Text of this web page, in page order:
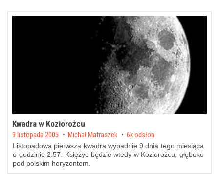
Kwadra w Koziorożcu
Posted on
9 listopada 2005 by Michał Matraszek 6k odsłon
Listopadowa pierwsza kwadra wypadnie 9 dnia tego miesiąca
o godzinie 2:57. Księżyc będzie wtedy w Koziorożcu, głęboko
pod polskim horyzontem.